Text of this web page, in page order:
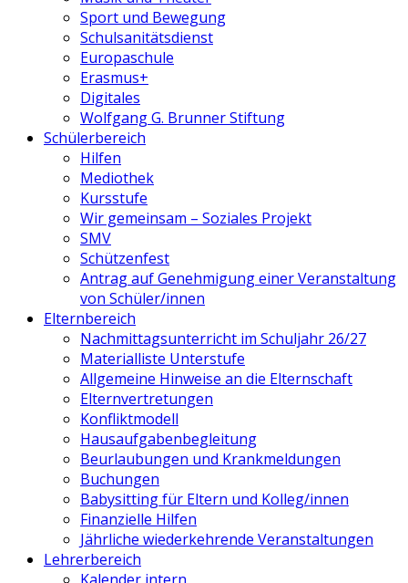
Sport und Bewegung
Schulsanitätsdienst
Europaschule
Erasmus+
Digitales
Wolfgang G. Brunner Stiftung
Schülerbereich
Hilfen
Mediothek
Kursstufe
Wir gemeinsam – Soziales Projekt
SMV
Schützenfest
Antrag auf Genehmigung einer Veranstaltung
von Schüler/innen
Elternbereich
Nachmittagsunterricht im Schuljahr 26/27
Materialliste Unterstufe
Allgemeine Hinweise an die Elternschaft
Elternvertretungen
Konfliktmodell
Hausaufgabenbegleitung
Beurlaubungen und Krankmeldungen
Buchungen
Babysitting für Eltern und Kolleg/innen
Finanzielle Hilfen
Jährliche wiederkehrende Veranstaltungen
Lehrerbereich